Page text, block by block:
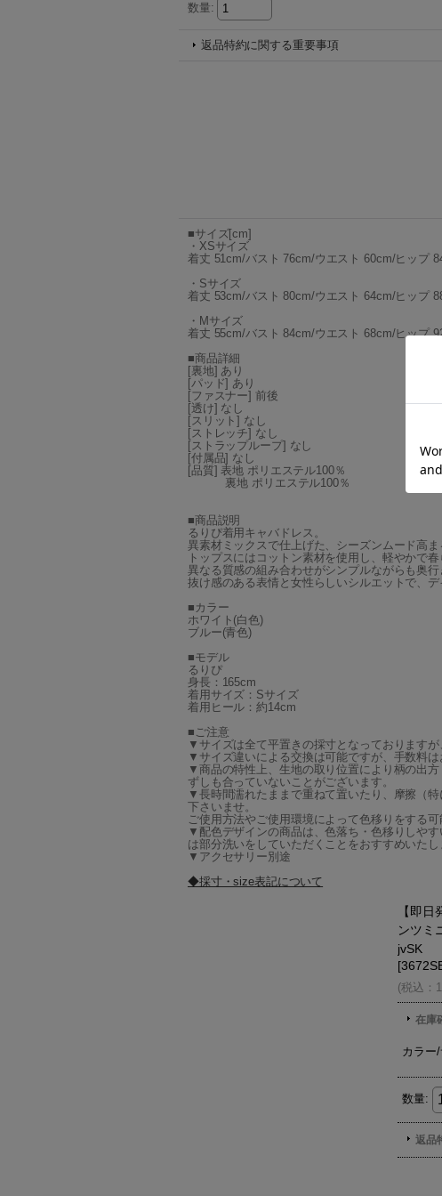
数量:
返品特約に関する重要事項
■サイズ[cm]
・XSサイズ
着丈 51cm/バスト 76cm/ウエスト 60cm/ヒップ
・Sサイズ
着丈 53cm/バスト 80cm/ウエスト 64cm/ヒップ
・Mサイズ
着丈 55cm/バスト 84cm/ウエスト 68cm/ヒップ
■商品詳細
[裏地] あり
[パッド] あり
[ファスナー] 前後
[透け] なし
[スリット] なし
[ストレッチ] なし
[ストラップループ] なし
[付属品] なし
[品質] 表地 ポリエステル100％
裏地 ポリエステル100％
■商品説明
るりぴ着用キャバドレス。
異素材ミックスで仕上げた、シーズンムード高ま
トップスにはコットン素材を使用し、軽やかで
異なる質感の組み合わせがシンプルながらも奥
抜け感のある表情と女性らしいシルエットで、
■カラー
ホワイト(白色)
ブルー(青色)
■モデル
るりぴ
身長：165cm
着用サイズ：Sサイズ
着用ヒール：約14cm
■ご注意
▼サイズは全て平置きの採寸となっておりますが
▼サイズ違いによる交換は可能ですが、手数料
▼商品の特性上、生地の取り位置により柄の出
ずしも合っていないことがございます。
▼長時間濡れたままで重ねて置いたり、摩擦（
下さいませ。
ご使用方法やご使用環境によって色移りをする
▼配色デザインの商品は、色落ち・色移りしや
は部分洗いをしていただくことをおすすめいたし
▼アクセサリー別途
◆採寸・size表記について